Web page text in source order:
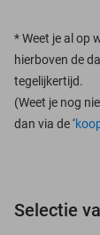
*Weet je al op
hierboven de
tegelijkertijd.
(Weet je nog
dan via de ‘
Selectie